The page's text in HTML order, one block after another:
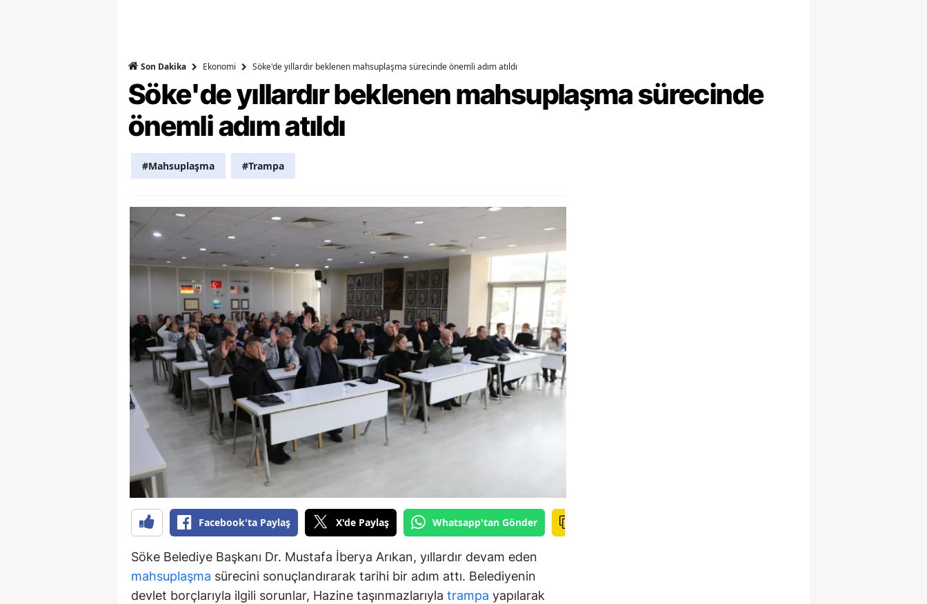
Muş
Nevşehir
Rize
Sakarya
Samsun
Siirt
Sinop
Sivas
Tekirdağ
Trabzon
Tunceli
Şanlıurfa
Uşak
Van
Yozgat
Son Dakika Ekonomi Söke'de yıllardır beklenen mahsuplaşma sürecinde önemli adım atıldı
Söke'de yıllardır beklenen mahsuplaşma sürecinde
önemli adım atıldı
#Mahsuplaşma #Trampa
Facebook'ta Paylaş X'de Paylaş Whatsapp'tan Gönder
Söke Belediye Başkanı Dr. Mustafa İberya Arıkan, yıllardır devam eden
mahsuplaşma sürecini sonuçlandırarak tarihi bir adım attı. Belediyenin
devlet borçlarıyla ilgili sorunlar, Hazine taşınmazlarıyla trampa yapılarak